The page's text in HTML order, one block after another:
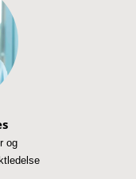
og